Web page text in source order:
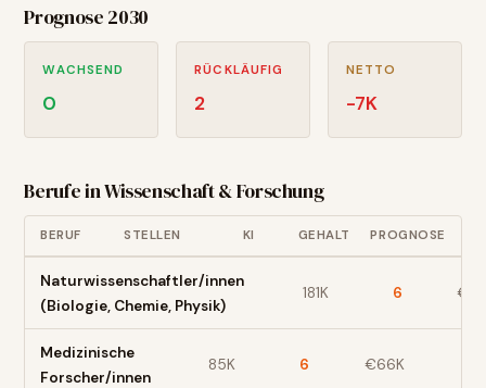
Prognose 2030
WACHSEND
0
RÜCKLÄUFIG
2
NETTO
-7K
Berufe inWissenschaft & Forschung
BERUF STELLEN KI GEHALT PROGNOSE
Naturwissenschaftler/innen
(Biologie, Chemie, Physik)
181K 6 €
Medizinische
Forscher/innen
85K 6 €66K